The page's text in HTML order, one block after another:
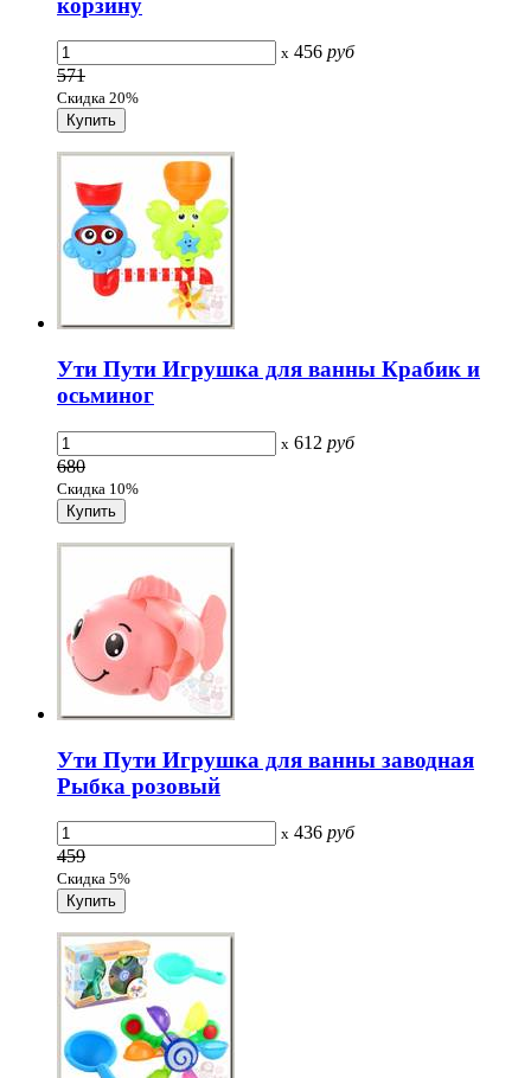
корзину
x 456 руб
571
Скидка 20%
Ути Пути Игрушка для ванны Крабик и
осьминог
x 612 руб
680
Скидка 10%
Ути Пути Игрушка для ванны заводная
Рыбка розовый
x 436 руб
459
Скидка 5%